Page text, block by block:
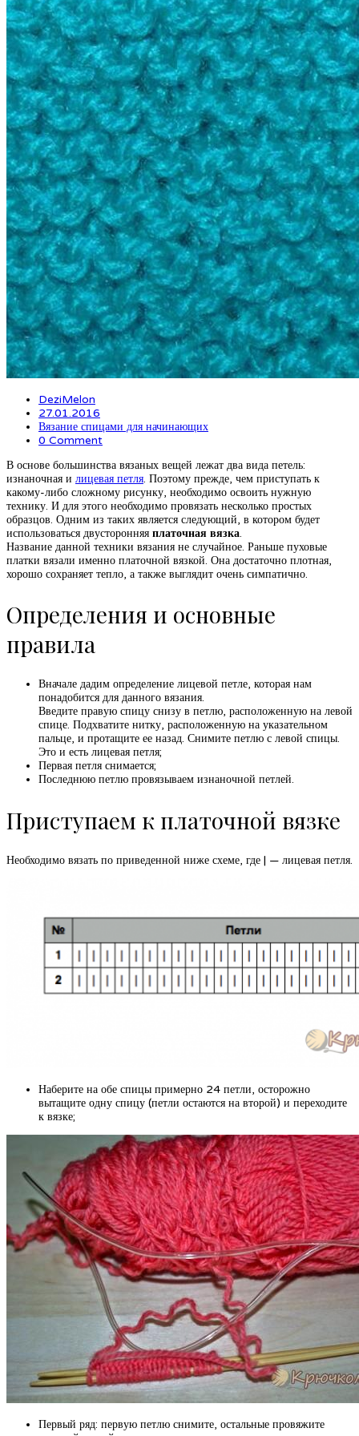
DeziMelon
27.01.2016
Вязание спицами для начинающих
0 Comment
В основе большинства вязаных вещей лежат два вида петель:
изнаночная и лицевая петля. Поэтому прежде, чем приступать к
какому-либо сложному рисунку, необходимо освоить нужную
технику. И для этого необходимо провязать несколько простых
образцов. Одним из таких является следующий, в котором будет
использоваться двусторонняя платочная вязка.
Название данной техники вязания не случайное. Раньше пуховые
платки вязали именно платочной вязкой. Она достаточно плотная,
хорошо сохраняет тепло, а также выглядит очень симпатично.
Определения и основные
правила
Вначале дадим определение лицевой петле, которая нам
понадобится для данного вязания.
Введите правую спицу снизу в петлю, расположенную на левой
спице. Подхватите нитку, расположенную на указательном
пальце, и протащите ее назад. Снимите петлю с левой спицы.
Это и есть лицевая петля;
Первая петля снимается;
Последнюю петлю провязываем изнаночной петлей.
Приступаем к платочной вязке
Необходимо вязать по приведенной ниже схеме, где | — лицевая петля.
Наберите на обе спицы примерно 24 петли, осторожно
вытащите одну спицу (петли остаются на второй) и переходите
к вязке;
Первый ряд: первую петлю снимите, остальные провяжите